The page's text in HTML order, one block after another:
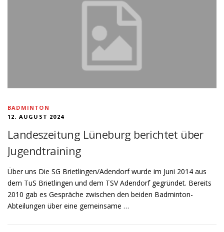
BADMINTON
12. AUGUST 2024
Landeszeitung Lüneburg berichtet über
Jugendtraining
Über uns Die SG Brietlingen/Adendorf wurde im Juni 2014 aus
dem TuS Brietlingen und dem TSV Adendorf gegründet. Bereits
2010 gab es Gespräche zwischen den beiden Badminton-
Abteilungen über eine gemeinsame …